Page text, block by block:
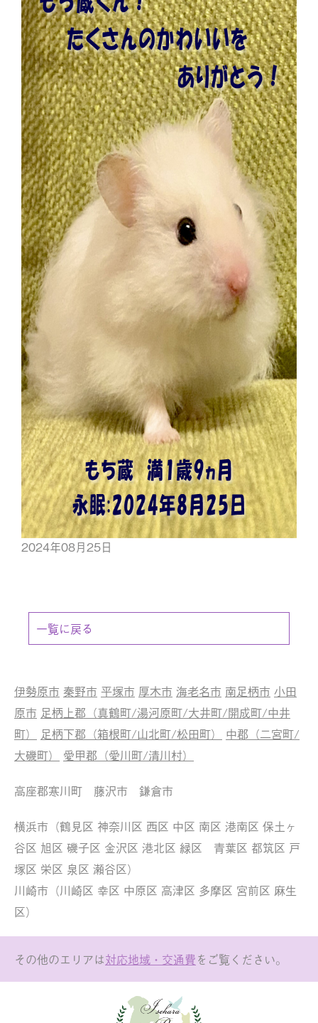
2024年08月25日
一覧に戻る
伊勢原市 秦野市 平塚市 厚木市 海老名市 南足柄市 小田
原市 足柄上郡（真鶴町/湯河原町/大井町/開成町/中井
町）
足柄下郡（箱根町/山北町/松田町）
中郡（二宮町/
大磯町）
愛甲郡（愛川町/清川村）
高座郡寒川町 藤沢市 鎌倉市
横浜市（鶴見区 神奈川区 西区 中区 南区 港南区 保土ヶ
谷区 旭区 磯子区 金沢区 港北区 緑区 青葉区 都筑区 戸
塚区 栄区 泉区 瀬谷区）
川崎市（川崎区 幸区 中原区 高津区 多摩区 宮前区 麻生
区）
その他のエリアは対応地域・交通費をご覧ください。